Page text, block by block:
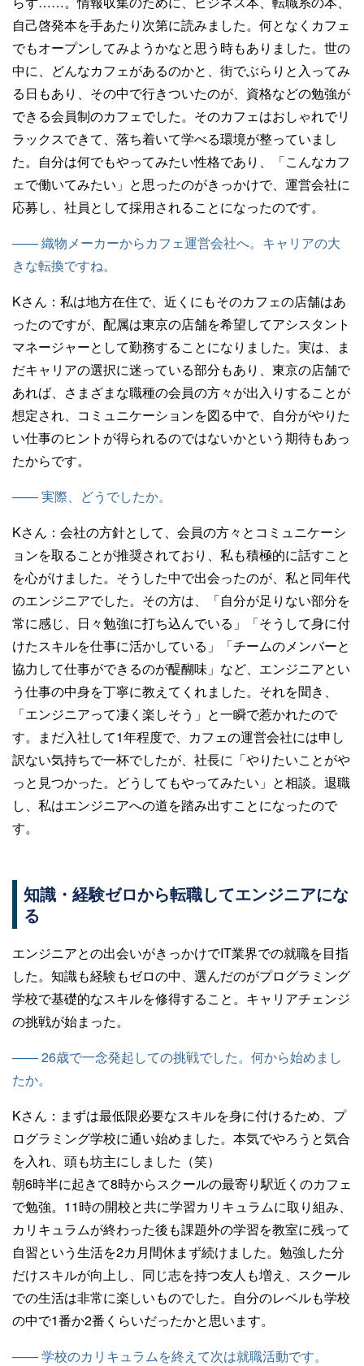
自己啓発本を手あたり次第に読みました。何となくカフェ
でもオープンしてみようかなと思う時もありました。世の
中に、どんなカフェがあるのかと、街でぶらりと入ってみ
る日もあり、その中で行きついたのが、資格などの勉強が
できる会員制のカフェでした。そのカフェはおしゃれでリ
ラックスできて、落ち着いて学べる環境が整っていまし
た。自分は何でもやってみたい性格であり、「こんなカフ
ェで働いてみたい」と思ったのがきっかけで、運営会社に
応募し、社員として採用されることになったのです。
—— 織物メーカーからカフェ運営会社へ。キャリアの大
きな転換ですね。
Kさん： 私は地方在住で、近くにもそのカフェの店舗はあ
ったのですが、配属は東京の店舗を希望してアシスタント
マネージャーとして勤務することになりました。実は、ま
だキャリアの選択に迷っている部分もあり、東京の店舗で
あれば、さまざまな職種の会員の方々が出入りすることが
想定され、コミュニケーションを図る中で、自分がやりた
い仕事のヒントが得られるのではないかという期待もあっ
たからです。
—— 実際、どうでしたか。
Kさん： 会社の方針として、会員の方々とコミュニケーシ
ョンを取ることが推奨されており、私も積極的に話すこと
を心がけました。そうした中で出会ったのが、私と同年代
のエンジニアでした。その方は、「自分が足りない部分を
常に感じ、日々勉強に打ち込んでいる」「そうして身に付
けたスキルを仕事に活かしている」「チームのメンバーと
協力して仕事ができるのが醍醐味」など、エンジニアとい
う仕事の中身を丁寧に教えてくれました。それを聞き、
「エンジニアって凄く楽しそう」と一瞬で惹かれたので
す。まだ入社して1年程度で、カフェの運営会社には申し
訳ない気持ちで一杯でしたが、社長に「やりたいことがや
っと見つかった。どうしてもやってみたい」と相談。退職
し、私はエンジニアへの道を踏み出すことになったので
す。
知識・経験ゼロから転職してエンジニアにな
る
エンジニアとの出会いがきっかけでIT業界での就職を目指
した。知識も経験もゼロの中、選んだのがプログラミング
学校で基礎的なスキルを修得すること。キャリアチェンジ
の挑戦が始まった。
—— 26歳で一念発起しての挑戦でした。何から始めまし
たか。
Kさん： まずは最低限必要なスキルを身に付けるため、プ
ログラミング学校に通い始めました。本気でやろうと気合
を入れ、頭も坊主にしました（笑）
朝6時半に起きて8時からスクールの最寄り駅近くのカフェ
で勉強。11時の開校と共に学習カリキュラムに取り組み、
カリキュラムが終わった後も課題外の学習を教室に残って
自習という生活を2カ月間休まず続けました。勉強した分
だけスキルが向上し、同じ志を持つ友人も増え、スクール
での生活は非常に楽しいものでした。自分のレベルも学校
の中で1番か2番くらいだったかと思います。
—— 学校のカリキュラムを終えて次は就職活動です。